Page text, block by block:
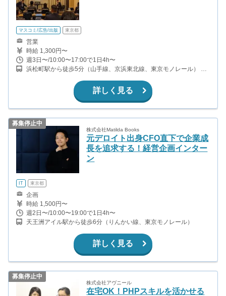
マスコミ/広告/出版 東京都
営業
時給 1,300円〜
週3日〜/10:00〜17:00で1日4h〜
浜松町駅から徒歩5分（山手線、京浜東北線、東京モノレール） 竹
詳しく見る
募集停止中
株式会社Matilda Books
元デロイト出身CFO直下で企業成
長を追求する！経営企画インター
ン
IT 東京都
企画
時給 1,500円〜
週2日〜/10:00〜19:00で1日4h〜
天王洲アイル駅から徒歩6分（りんかい線、東京モノレール）
詳しく見る
募集停止中
株式会社アヴニール
在宅OK！PHPスキルを活かせる